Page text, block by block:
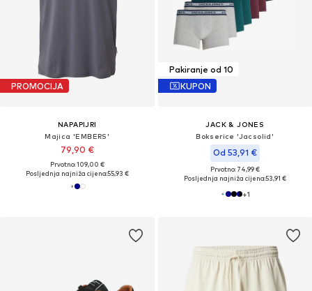
PROMOCIJA
NAPAPIJRI
Majica 'EMBERS'
79,90 €
Prvotno: 109,00 €
Posljednja najniža cijena:55,93 €
Pakiranje od 10
KUPON
JACK & JONES
Bokserice 'Jacsolid'
Od 53,91 €
Prvotno: 74,99 €
Posljednja najniža cijena:53,91 €
+1